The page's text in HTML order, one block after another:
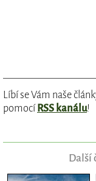
Líbí se Vám naše
pomocíRSS kanálu!
Další